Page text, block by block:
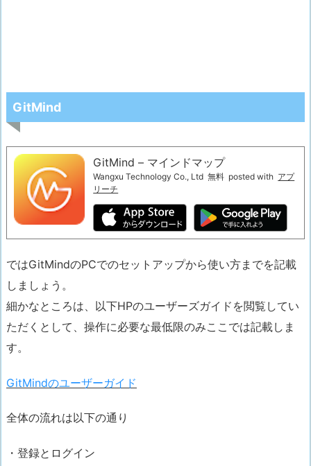
GitMind
GitMind – マインドマップ
Wangxu Technology Co., Ltd 無料 posted with アプ
リーチ
ではGitMindのPCでのセットアップから使い方までを記載
しましょう。
細かなところは、以下HPのユーザーズガイドを閲覧してい
ただくとして、 操作に必要な最低限のみここでは記載しま
す。
GitMindのユーザーガイド
全体の流れは以下の通り
・登録とログイン